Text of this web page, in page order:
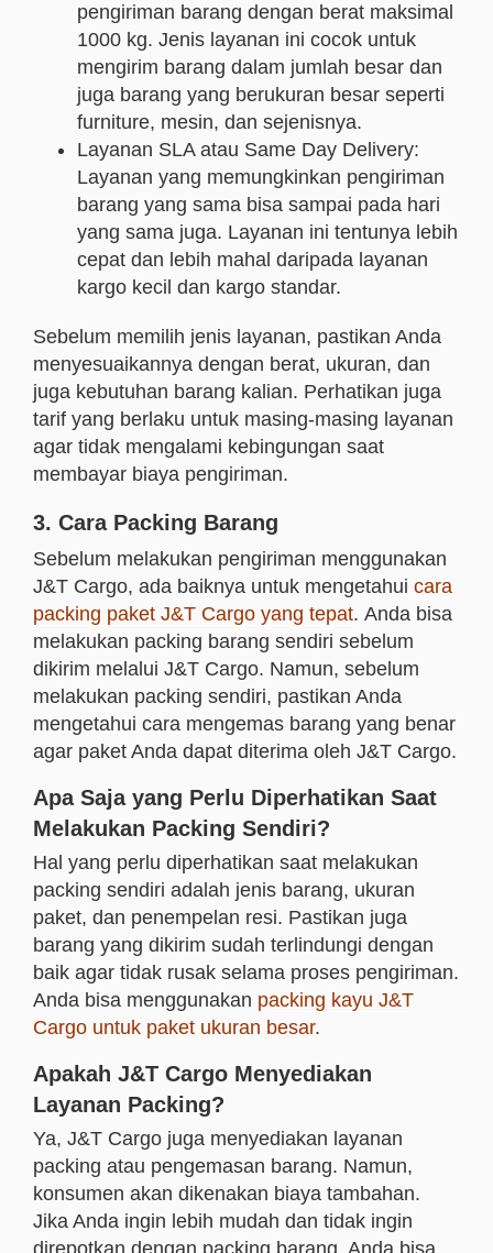
pengiriman barang dengan berat maksimal
1000 kg. Jenis layanan ini cocok untuk
mengirim barang dalam jumlah besar dan
juga barang yang berukuran besar seperti
furniture, mesin, dan sejenisnya.
Layanan SLA atau Same Day Delivery:
Layanan yang memungkinkan pengiriman
barang yang sama bisa sampai pada hari
yang sama juga. Layanan ini tentunya lebih
cepat dan lebih mahal daripada layanan
kargo kecil dan kargo standar.
Sebelum memilih jenis layanan, pastikan Anda
menyesuaikannya dengan berat, ukuran, dan
juga kebutuhan barang kalian. Perhatikan juga
tarif yang berlaku untuk masing-masing layanan
agar tidak mengalami kebingungan saat
membayar biaya pengiriman.
3. Cara Packing Barang
Sebelum melakukan pengiriman menggunakan
J&T Cargo, ada baiknya untuk mengetahui cara
packing paket J&T Cargo yang tepat. Anda bisa
melakukan packing barang sendiri sebelum
dikirim melalui J&T Cargo. Namun, sebelum
melakukan packing sendiri, pastikan Anda
mengetahui cara mengemas barang yang benar
agar paket Anda dapat diterima oleh J&T Cargo.
Apa Saja yang Perlu Diperhatikan Saat
Melakukan Packing Sendiri?
Hal yang perlu diperhatikan saat melakukan
packing sendiri adalah jenis barang, ukuran
paket, dan penempelan resi. Pastikan juga
barang yang dikirim sudah terlindungi dengan
baik agar tidak rusak selama proses pengiriman.
Anda bisa menggunakan packing kayu J&T
Cargo untuk paket ukuran besar.
Apakah J&T Cargo Menyediakan
Layanan Packing?
Ya, J&T Cargo juga menyediakan layanan
packing atau pengemasan barang. Namun,
konsumen akan dikenakan biaya tambahan.
Jika Anda ingin lebih mudah dan tidak ingin
direpotkan dengan packing barang, Anda bisa